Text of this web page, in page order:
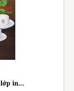
lớp in...